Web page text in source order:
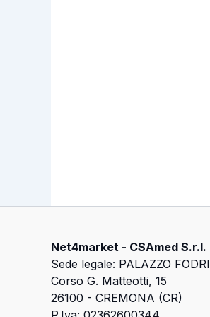
Net4market - CSAmed S.r.l.
Sede legale: PALAZZO FODRI
Corso G. Matteotti, 15
26100 - CREMONA (CR)